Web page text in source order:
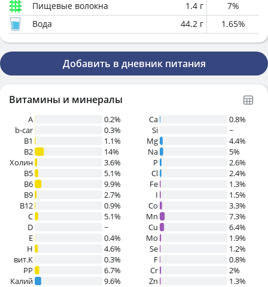
Пищевые волокна
1.4 г 7%
Вода
44.2 г 1.65%
Добавить в дневник питания
Витамины и минералы
A
0.2%
b-car
0.3%
В1
1.1%
B2
14%
Холин
3.6%
B5
5.1%
B6
9.9%
B9
2.7%
B12
0.9%
C
5.1%
D
~
E
0.4%
H
4.6%
вит.К
0.3%
PP
6.7%
Калий
9.6%
Ca
0.8%
Si
~
Mg
4.4%
Na
5%
P
2.6%
Cl
2.4%
Fe
1.3%
I
1.5%
Co
3.3%
Mn
7.3%
Cu
6.4%
Mo
1.9%
Se
1.2%
F
0.8%
Cr
2%
Zn
1.3%